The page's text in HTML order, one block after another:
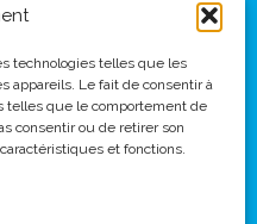
technologies telles que les
appareils. Le fait de consentir à
telles que le comportement de
consentir ou de retirer son
et fonctions.
Lyon